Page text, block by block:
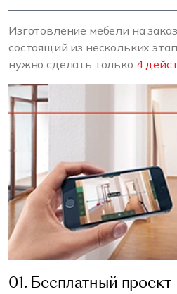
Изготовление мебели на
состоящий из нескольких
нужно сделать только 4
01. Бесплатный проект